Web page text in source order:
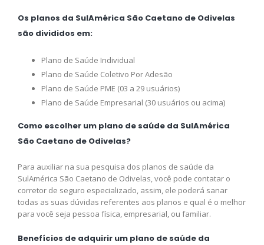
Os planos da SulAmérica São Caetano de Odivelas
são divididos em:
Plano de Saúde Individual
Plano de Saúde Coletivo Por Adesão
Plano de Saúde PME (03 a 29 usuários)
Plano de Saúde Empresarial (30 usuários ou acima)
Como escolher um plano de saúde da SulAmérica
São Caetano de Odivelas?
Para auxiliar na sua pesquisa dos planos de saúde da
SulAmérica São Caetano de Odivelas, você pode contatar o
corretor de seguro especializado, assim, ele poderá sanar
todas as suas dúvidas referentes aos planos e qual é o melhor
para você seja pessoa física, empresarial, ou familiar.
Benefícios de adquirir um plano de saúde da